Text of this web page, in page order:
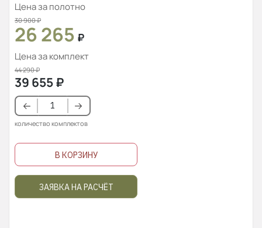
Цена за полотно
30 900₽
26 265 ₽
Цена за комплект
44 290₽
39 655₽
количество комплектов
В КОРЗИНУ
ЗАЯВКА НА РАСЧЁТ